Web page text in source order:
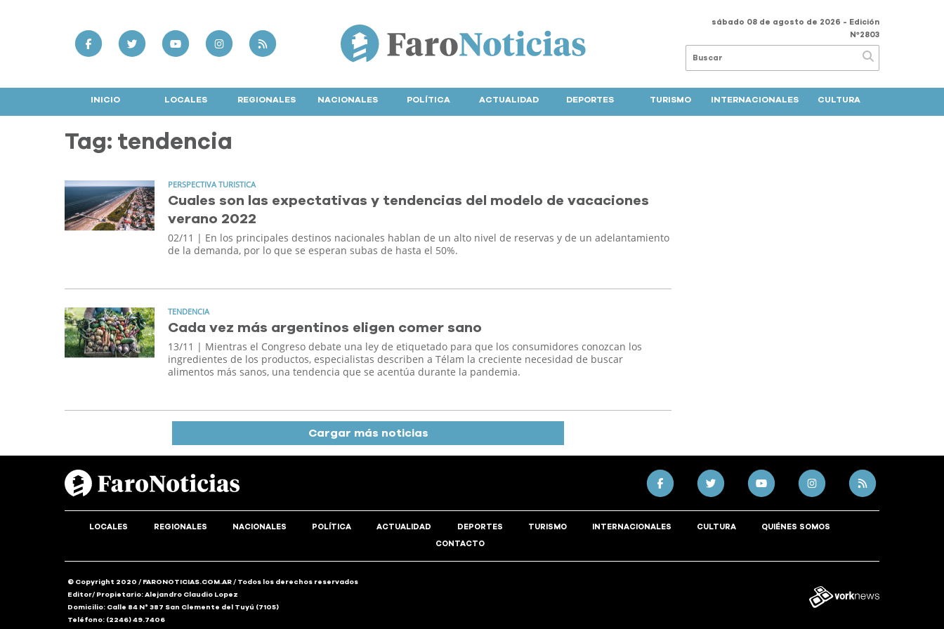
sábado 08 de agosto de 2026 - Edición
Nº2803
INICIO LOCALES REGIONALES NACIONALES POLÍTICA ACTUALIDAD DEPORTES TURISMO INTERNACIONALES CULTURA
Tag: tendencia
PERSPECTIVA TURISTICA
Cuales son las expectativas y tendencias del modelo de vacaciones
verano 2022
02/11 | En los principales destinos nacionales hablan de un alto nivel de reservas y de un adelantamiento
de la demanda, por lo que se esperan subas de hasta el 50%.
TENDENCIA
Cada vez más argentinos eligen comer sano
13/11 | Mientras el Congreso debate una ley de etiquetado para que los consumidores conozcan los
ingredientes de los productos, especialistas describen a Télam la creciente necesidad de buscar
alimentos más sanos, una tendencia que se acentúa durante la pandemia.
Cargar más noticias
LOCALES REGIONALES NACIONALES POLÍTICA ACTUALIDAD DEPORTES TURISMO INTERNACIONALES CULTURA QUIÉNES SOMOS
CONTACTO
© Copyright 2020 / FARONOTICIAS.COM.AR / Todos los derechos reservados
Editor/ Propietario: Alejandro Claudio Lopez
Domicilio: Calle 84 N° 387 San Clemente del Tuyú (7105)
Teléfono: (2246) 49.7406